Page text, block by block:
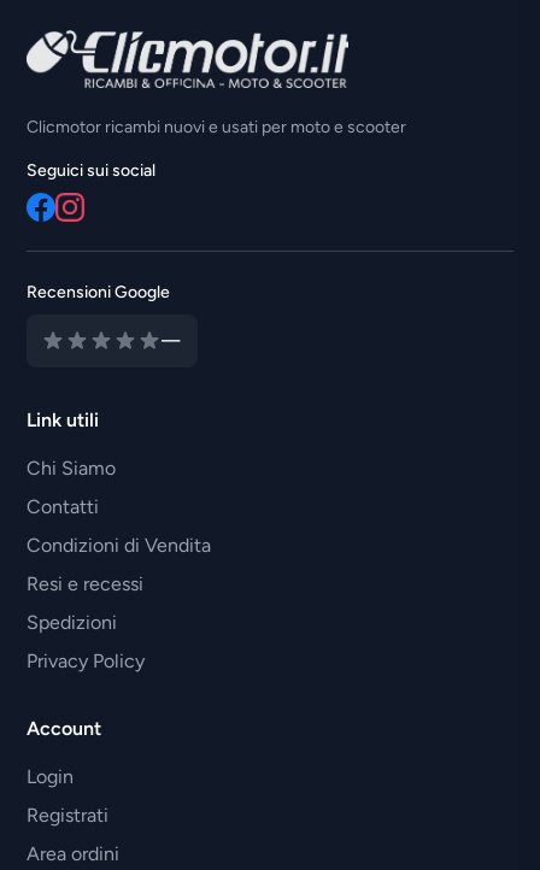
Clicmotor ricambi nuovi e usati per moto e scooter
Seguici sui social
Recensioni Google
—
Link utili
Chi Siamo
Contatti
Condizioni di Vendita
Resi e recessi
Spedizioni
Privacy Policy
Account
Login
Registrati
Area ordini